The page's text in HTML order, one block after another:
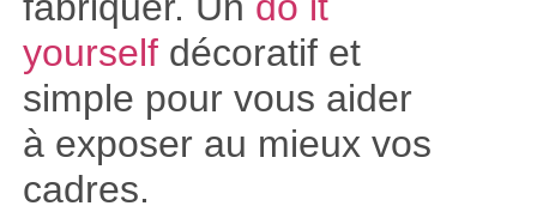
yourself décoratif et
simple pour vous aider
à exposer au mieux vos
cadres.